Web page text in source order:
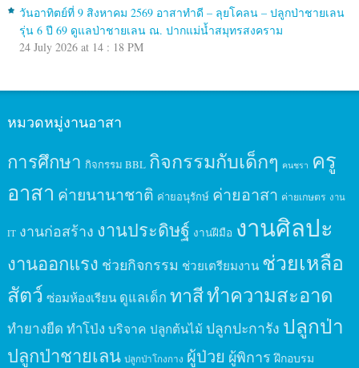
วันอาทิตย์ที่ 9 สิงหาคม 2569 อาสาทำดี – ลุยโคลน – ปลูกป่าชายเลน
รุ่น 6 ปี 69 ดูแลป่าชายเลน ณ. ปากแม่น้ำสมุทรสงคราม
24 July 2026 at 14 : 18 PM
หมวดหมู่งานอาสา
การศึกษา กิจกรรม BBL กิจกรรมกับเด็กๆ คนชรา ครู
อาสา ค่ายนานาชาติ ค่ายอนุรักษ์ ค่ายอาสา ค่ายเกษตร งาน
IT งานก่อสร้าง งานประดิษฐ์ งานฝีมือ งานศิลปะ
งานออกแรง ช่วยกิจกรรม ช่วยเตรียมงาน ช่วยเหลือ
สัตว์ ซ่อมห้องเรียน ดูแลเด็ก ทาสีทำความสะอาด
ทำยางยืด ทำโป่ง บริจาค ปลูกต้นไม้ ปลูกปะการัง ปลูกป่า
ปลูกป่าชายเลน ปลูกป่าโกงกาง ผู้ป่วย ผู้พิการ ฝึกอบรม